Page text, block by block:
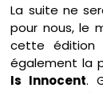
La suite ne
pour nous, le
cette édition
également la
Is Innocent.